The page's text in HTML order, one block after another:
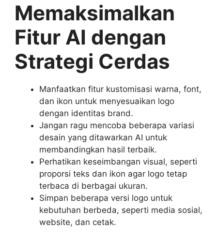
Memaksimalkan
Fitur AI dengan
Strategi Cerdas
Manfaatkan fitur kustomisasi warna, font,
dan ikon untuk menyesuaikan logo
dengan identitas brand.
Jangan ragu mencoba beberapa variasi
desain yang ditawarkan AI untuk
membandingkan hasil terbaik.
Perhatikan keseimbangan visual, seperti
proporsi teks dan ikon agar logo tetap
terbaca di berbagai ukuran.
Simpan beberapa versi logo untuk
kebutuhan berbeda, seperti media sosial,
website, dan cetak.